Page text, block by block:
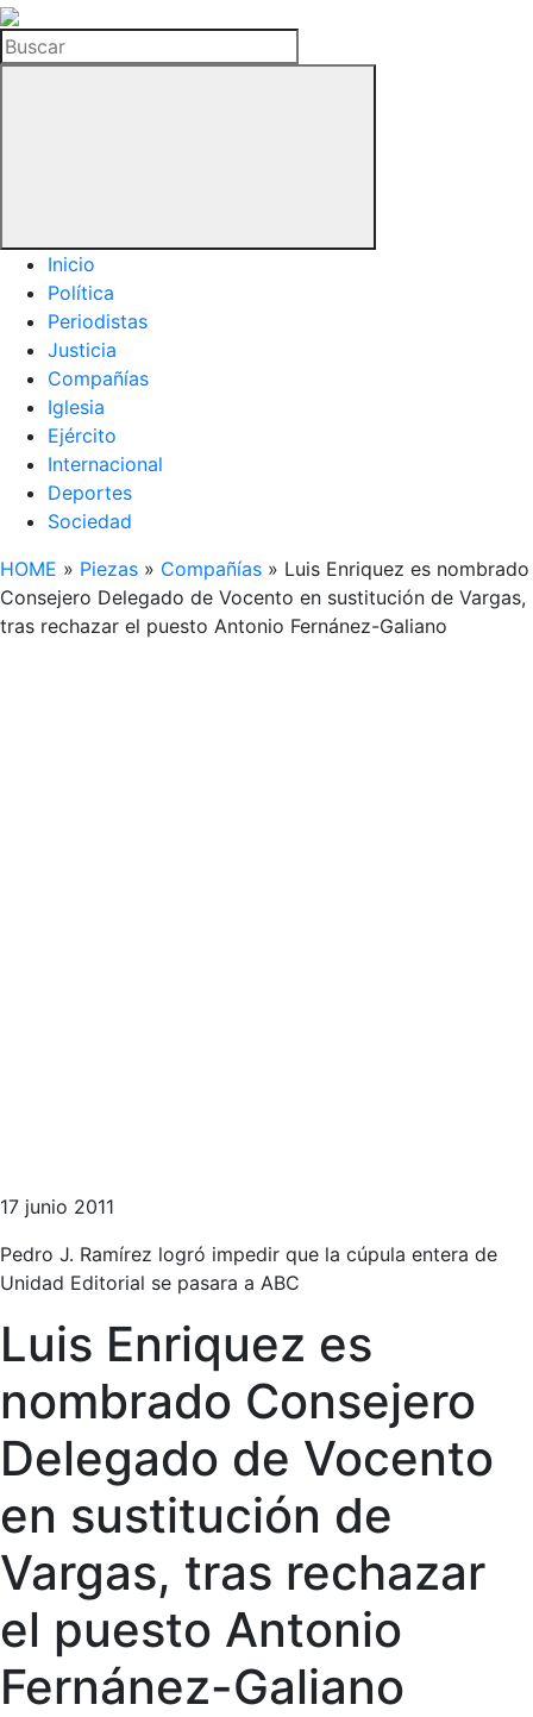
La
Hemeroteca
del
Buscar
Inicio
Política
Periodistas
Justicia
Compañías
Iglesia
Ejército
Internacional
Deportes
Sociedad
HOME » Piezas » Compañías » Luis Enriquez es nombrado
Consejero Delegado de Vocento en sustitución de Vargas,
tras rechazar el puesto Antonio Fernánez-Galiano
17 junio 2011
Pedro J. Ramírez logró impedir que la cúpula entera de
Unidad Editorial se pasara a ABC
Luis Enriquez es
nombrado Consejero
Delegado de Vocento
en sustitución de
Vargas, tras rechazar
el puesto Antonio
Fernánez-Galiano